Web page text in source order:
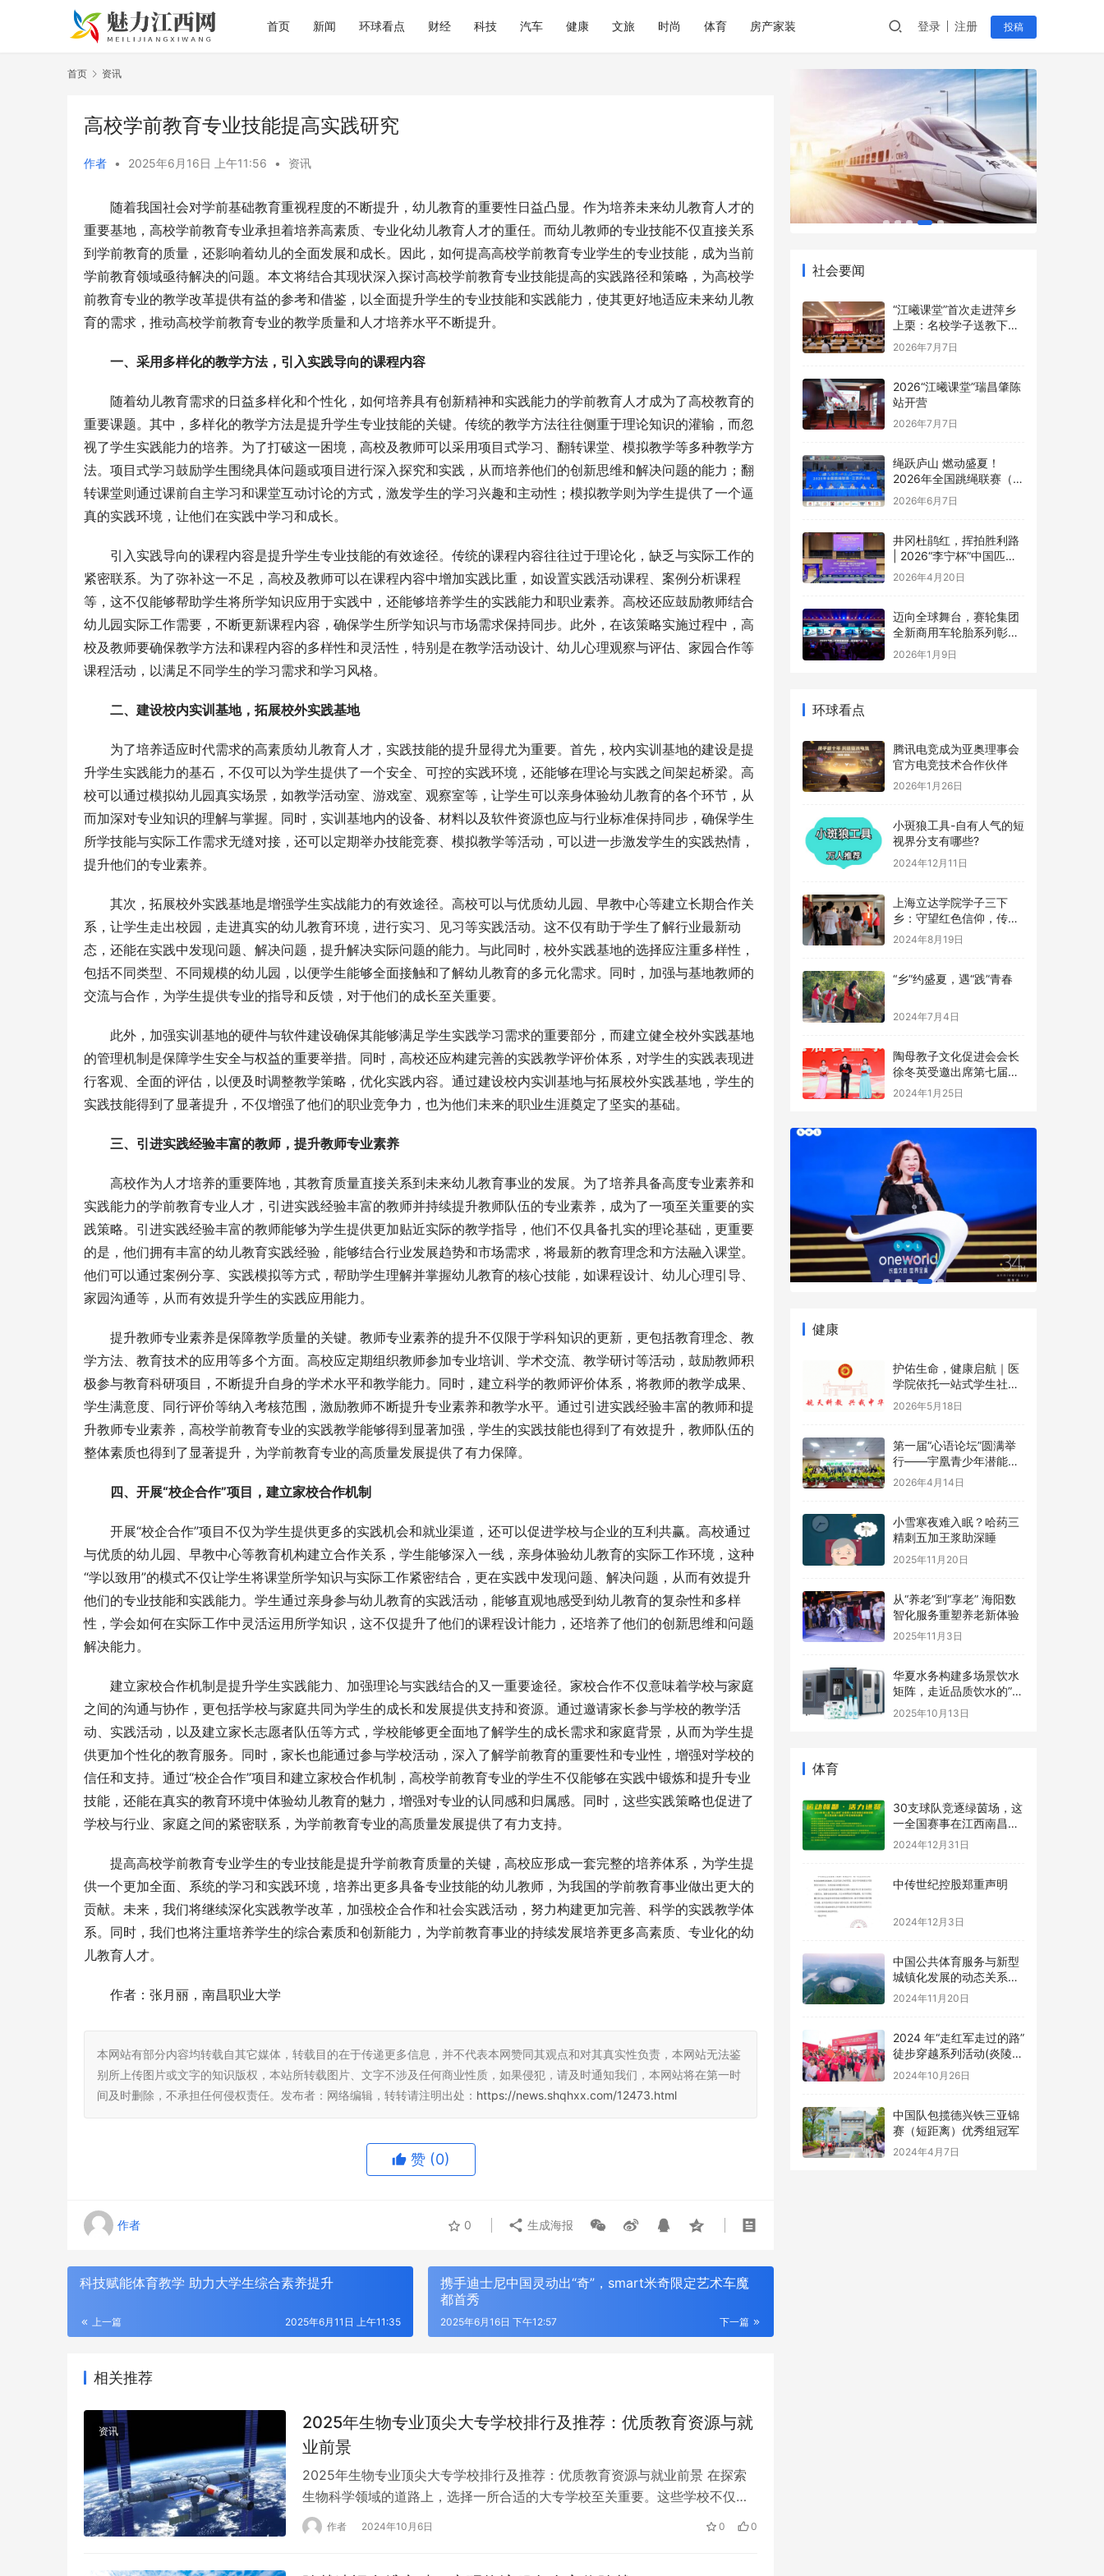
首页 新闻 环球看点 财经 科技 汽车 健康 文旅 时尚 体育 房产家装 登录 注册 投稿
首页 资讯
高校学前教育专业技能提高实践研究
作者 • 2025年6月16日 上午11:56 • 资讯
随着我国社会对学前基础教育重视程度的不断提升，幼儿教育的重要性日益凸显。作为培养未来幼儿教育人才的
重要基地，高校学前教育专业承担着培养高素质、专业化幼儿教育人才的重任。而幼儿教师的专业技能不仅直接关系
到学前教育的质量，还影响着幼儿的全面发展和成长。因此，如何提高高校学前教育专业学生的专业技能，成为当前
学前教育领域亟待解决的问题。本文将结合其现状深入探讨高校学前教育专业技能提高的实践路径和策略，为高校学
前教育专业的教学改革提供有益的参考和借鉴，以全面提升学生的专业技能和实践能力，使其更好地适应未来幼儿教
育的需求，推动高校学前教育专业的教学质量和人才培养水平不断提升。
一、采用多样化的教学方法，引入实践导向的课程内容
随着幼儿教育需求的日益多样化和个性化，如何培养具有创新精神和实践能力的学前教育人才成为了高校教育的
重要课题。其中，多样化的教学方法是提升学生专业技能的关键。传统的教学方法往往侧重于理论知识的灌输，而忽
视了学生实践能力的培养。为了打破这一困境，高校及教师可以采用项目式学习 、翻转课堂、模拟教学等多种教学方
法。项目式学习鼓励学生围绕具体问题或项目进行深入探究和实践，从而培养他们的创新思维和解决问题的能力；翻
转课堂则通过课前自主学习和课堂互动讨论的方式，激发学生的学习兴趣和主动性；模拟教学则为学生提供了一个逼
真的实践环境，让他们在实践中学习和成长。
引入实践导向的课程内容是提升学生专业技能的有效途径。传统的课程内容往往过于理论化，缺乏与实际工作的
紧密联系。为了弥补这一不足，高校及教师可以在课程内容中增加实践比重，如设置实践活动课程、案例分析课程
等，这不仅能够帮助学生将所学知识应用于实践中，还能够培养学生的实践能力和职业素养。高校还应鼓励教师结合
幼儿园实际工作需要，不断更新课程内容，确保学生所学知识与市场需求保持同步。此外，在该策略实施过程中，高
校及教师要确保教学方法和课程内容的多样性和灵活性，特别是在教学活动设计、幼儿心理观察与评估、家园合作等
课程活动，以满足不同学生的学习需求和学习 风格。
二、建设校内实训基地，拓展校外实践基地
为了培养适应时代需求的高素质幼儿教育人才，实践技能的提升显得尤为重要。首先，校内实训基地的建设是提
升学生实践能力的基石，不仅可以为学生提供了一个安全、可控的实践环境，还能够在理论与实践之间架起桥梁。高
校可以通过模拟幼儿园真实场景，如教学活动室、游戏室、观察室等，让学生可以亲身体验幼儿教育的各个环节，从
而加深对专业知识的理解与掌握。同时，实训基地内的设备、材料以及软件资源也应与行业标准保持同步，确保学生
所学技能与实际工作需求无缝对接，还可以定期举办技能竞赛、模拟教学等活动，可以进一步激发学生的实践热情，
提升他们的专业素养。
其次，拓展校外实践基地是增强学生实战能力的有效途径。高校可以与优质幼儿园、早教中心等建立长期合作关
系，让学生走出校园，走进真实的幼儿教育环境，进行实习 、见习等实践活动。这不仅有助于学生了解行业最新动
态，还能在实践中发现问题、解决问题，提升解决实际问题的能力。与此同时，校外实践基地的选择应注重多样性，
包括不同类型、不同规模的幼儿园，以便学生能够全面接触和了解幼儿教育的多元化需求。同时，加强与基地教师的
交流与合作，为学生提供专业的指导和反馈，对于他们的成长至关重要。
此外，加强实训基地的硬件与软件建设确保其能够满足学生实践学习需求的重要部分，而建立健全校外实践基地
的管理机制是保障学生安全与权益的重要举措。同时，高校还应构建完善的实践教学评价体系，对学生的实践表现进
行客观、全面的评估，以便及时调整教学策略，优化实践内容。通过建设校内实训基地与拓展校外实践基地，学生的
实践技能得到了显著提升，不仅增强了他们的职业竞争力，也为他们未来的职业生涯奠定了坚实的基础。
三、引进实践经验丰富的教师，提升教师专业素养
高校作为人才培养的重要阵地，其教育质量直接关系到未来幼儿教育事业的发展。为了培养具备高度专业素养和
实践能力的学前教育专业人才，引进实践经验丰富的教师并持续提升教师队伍的专业素养，成为了一项至关重要的实
践策略。引进实践经验丰富的教师能够为学生提供更加贴近实际的教学指导，他们不仅具备扎实的理论基础，更重要
的是，他们拥有丰富的幼儿教育实践经验，能够结合行业发展趋势和市场需求，将最新的教育理念和方法融入课堂。
他们可以通过案例分享、实践模拟等方式，帮助学生理解并掌握幼儿教育的核心技能，如课程设计、幼儿心理引导、
家园沟通等，从而有效提升学生的实践应用能力。
提升教师专业素养是保障教学质量的关键。教师专业素养的提升不仅限于学科知识的更新，更包括教育理念、教
学方法、教育技术的应用等多个方面。高校应定期组织教师参加专业培训、学术交流、教学研讨等活动，鼓励教师积
极参与教育科研项目，不断提升自身的学术水平和教学能力。同时，建立科学的教师评价体系，将教师的教学成果、
学生满意度、同行评价等纳入考核范围，激励教师不断提升专业素养和教学水平。通过引进实践经验丰富的教师和提
升教师专业素养，高校学前教育专业的实践教学能够得到显著加强，学生的实践技能也得到了有效提升，教师队伍的
整体素质也得到了显著提升，为学前教育专业的高质量发展提供了有力保障。
四、开展“校企合作”项目，建立家校合作机制
开展“校企合作”项目不仅为学生提供更多的实践机会和就业渠道，还可以促进学校与企业的互利共赢。高校通过
与优质的幼儿园、早教中心等教育机构建立合作关系，学生能够深入一线，亲身体验幼儿教育的实际工作环境，这种
“学以致用”的模式不仅让学生将课堂所学知识与实际工作紧密结合，更在实践中发现问题、解决问题，从而有效提升
他们的专业技能和实践能力。学生通过亲身参与幼儿教育的实践活动，能够直观地感受到幼儿教育的复杂性和多样
性，学会如何在实际工作中灵活运用所学知识，这不仅提升了他们的课程设计能力，还培养了他们的创新思维和问题
解决能力。
建立家校合作机制是提升学生实践能力、加强理论与实践结合的又一重要途径。家校合作不仅意味着学校与家庭
之间的沟通与协作，更包括学校与家庭共同为学生的成长和发展提供支持和资源。通过邀请家长参与学校的教学活
动、实践活动，以及建立家长志愿者队伍等方式，学校能够更全面地了解学生的成长需求和家庭背景，从而为学生提
供更加个性化的教育服务。同时，家长也能通过参与学校活动，深入了解学前教育的重要性和专业性，增强对学校的
信任和支持。通过“校企合作”项目和建立家校合作机制，高校学前教育专业的学生不仅能够在实践中锻炼和提升专业
技能，还能在真实的教育环境中体验幼儿教育的魅力，增强对专业的认同感和归属感。同时，这些实践策略也促进了
学校与行业、家庭之间的紧密联系，为学前教育专业的高质量发展提供了有力支持。
提高高校学前教育专业学生的专业技能是提升学前教育质量的关键，高校应形成一套完整的培养体系，为学生提
供一个更加全面、系统的学习和实践环境，培养出更多具备专业技能的幼儿教师，为我国的学前教育事业做出更大的
贡献。未来，我们将继续深化实践教学改革，加强校企合作和社会实践活动，努力构建更加完善、科学的实践教学体
系。同时，我们也将注重培养学生的综合素质和创新能力，为学前教育事业的持续发展培养更多高素质、专业化的幼
儿教育人才。
作者：张月丽，南昌职业大学
本网站有部分内容均转载自其它媒体，转载目的在于传递更多信息，并不代表本网赞同其观点和对其真实性负责，本网站无法鉴
别所上传图片或文字的知识版权，本站所转载图片、文字不涉及任何商业性质，如果侵犯，请及时通知我们，本网站将在第一时
间及时删除，不承担任何侵权责任。发布者：网络编辑，转转请注明出处： https://news.shqhxx.com/12473.html
赞 (0)
作者 0 生成海报
科技赋能体育教学 助力大学生综合素养提升
上一篇 2025年6月11日 上午11:35
携手迪士尼中国灵动出“奇”，smart米奇限定艺术车魔
都首秀
下一篇
2025年6月16日 下午12:57
相关推荐
资讯
2025年生物专业顶尖大专学校排行及推荐：优质教育资源与就
业前景
2025年生物专业顶尖大专学校排行及推荐：优质教育资源与就业前景 在探索
生物科学领域的道路上，选择一所合适的大专学校至关重要。这些学校不仅在
生物专业方面拥有深厚的学术底蕴，还提供了丰富的实践机会和优质的教育资
作者 2024年10月6日 0 0
社会要闻
“江曦课堂”首次走进萍乡
上栗：名校学子送教下乡
点亮乡村少年暑期梦
2026年7月7日
2026“江曦课堂”瑞昌肇陈
站开营
2026年7月7日
绳跃庐山 燃动盛夏！
2026年全国跳绳联赛（江
西庐山站）盛大开幕
2026年6月7日
井冈杜鹃红，挥拍胜利路
| 2026“李宁杯”中国匹克
球巡回赛井冈山站圆满落
2026年4月20日
迈向全球舞台，赛轮集团
全新商用车轮胎系列彰显
中国品牌实力
2026年1月9日
环球看点
腾讯电竞成为亚奥理事会
官方电竞技术合作伙伴
2026年1月26日
小斑狼工具-自有人气的短
视界分支有哪些?
2024年12月11日
上海立达学院学子三下
乡：守望红色信仰，传承
革命记忆
2024年8月19日
“乡”约盛夏，遇“践”青春
2024年7月4日
陶母教子文化促进会会长
徐冬英受邀出席第七届公
益事业大典
2024年1月25日
健康
护佑生命，健康启航｜医
学院依托一站式学生社区
开展5·12国际护士节沉浸
式健康科普游园会
2026年5月18日
第一届“心语论坛”圆满举
行——宇凰青少年潜能成
长基地协办，助力青少年
心理健康事业
2026年4月14日
小雪寒夜难入眠？哈药三
精刺五加王浆助深睡
2025年11月20日
从“养老”到“享老” 海阳数
智化服务重塑养老新体验
2025年11月3日
华夏水务构建多场景饮水
矩阵，走近品质饮水的”最
后一米“
2025年10月13日
体育
30支球队竞逐绿茵场，这
一全国赛事在江西南昌进
贤县开赛
2024年12月31日
中传世纪控股郑重声明
2024年12月3日
中国公共体育服务与新型
城镇化发展的动态关系及
优化路径研究
2024年11月20日
2024 年“走红军走过的路”
徒步穿越系列活动(炎陵
站) 举办
2024年10月26日
中国队包揽德兴铁三亚锦
赛（短距离）优秀组冠军
2024年4月7日